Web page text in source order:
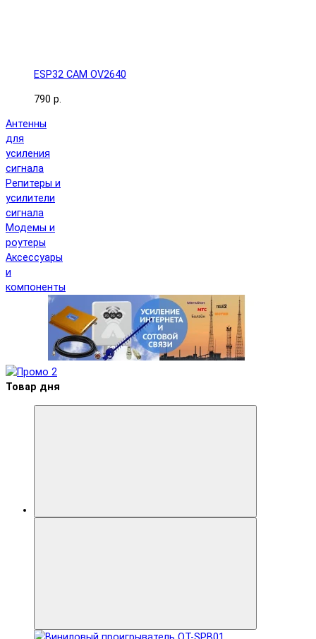
ESP32 CAM OV2640
790 р.
Антенны
для
усиления
сигнала
Репитеры и
усилители
сигнала
Модемы и
роутеры
Аксессуары
и
компоненты
Товар дня